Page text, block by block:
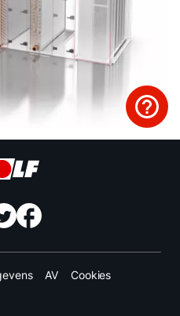
AV Cookies